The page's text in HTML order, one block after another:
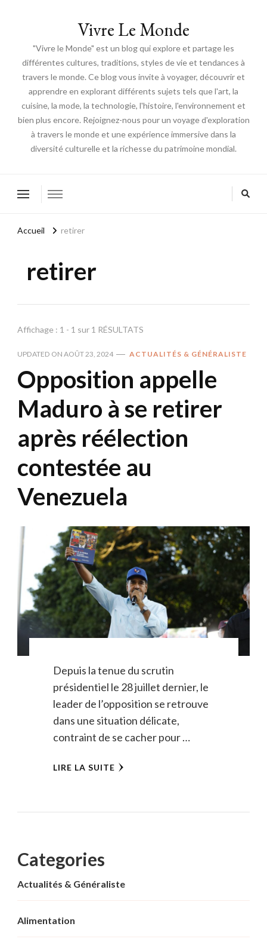
Vivre Le Monde
"Vivre le Monde" est un blog qui explore et partage les
différentes cultures, traditions, styles de vie et tendances à
travers le monde. Ce blog vous invite à voyager, découvrir et
apprendre en explorant différents sujets tels que l'art, la
cuisine, la mode, la technologie, l'histoire, l'environnement et
bien plus encore. Rejoignez-nous pour un voyage d'exploration
à travers le monde et une expérience immersive dans la
diversité culturelle et la richesse du patrimoine mondial.
Accueil retirer
retirer
Affichage : 1 - 1 sur 1 RÉSULTATS
UPDATED ON AOÛT 23, 2024 ACTUALITÉS & GÉNÉRALISTE
Opposition appelle
Maduro à se retirer
après réélection
contestée au
Venezuela
Depuis la tenue du scrutin
présidentiel le 28 juillet dernier, le
leader de l’opposition se retrouve
dans une situation délicate,
contraint de se cacher pour …
LIRE LA SUITE
Categories
Actualités & Généraliste
Alimentation